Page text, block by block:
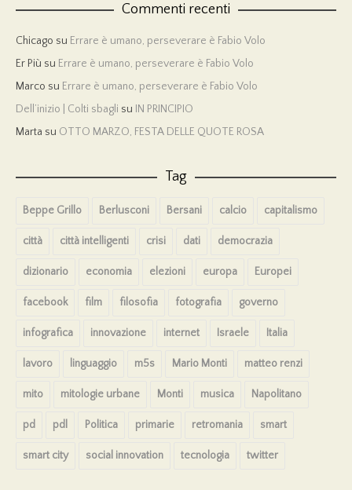
Commenti recenti
Chicago su Errare è umano, perseverare è Fabio Volo
Er Più su Errare è umano, perseverare è Fabio Volo
Marco su Errare è umano, perseverare è Fabio Volo
Dell’inizio | Colti sbagli su IN PRINCIPIO
Marta su OTTO MARZO, FESTA DELLE QUOTE ROSA
Tag
Beppe Grillo Berlusconi Bersani calcio capitalismo
città città intelligenti crisi dati democrazia
dizionario economia elezioni europa Europei
facebook film filosofia fotografia governo
infografica innovazione internet Israele Italia
lavoro linguaggio m5s Mario Monti matteo renzi
mito mitologie urbane Monti musica Napolitano
pd pdl Politica primarie retromania smart
smart city social innovation tecnologia twitter